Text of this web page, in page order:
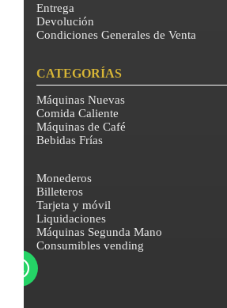
Entrega
Devolución
Condiciones Generales de Venta
CATEGORÍAS
Máquinas Nuevas
Comida Caliente
Máquinas de Café
Bebidas Frías
Monederos
Billeteros
Tarjeta y móvil
Liquidaciones
Máquinas Segunda Mano
Consumibles vending